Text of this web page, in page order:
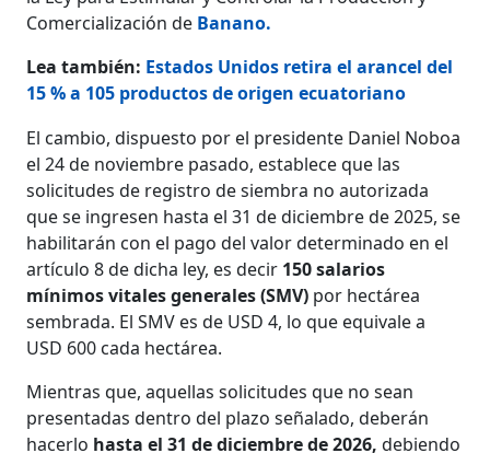
Comercialización de Banano.
Lea también: Estados Unidos retira el arancel del
15 % a 105 productos de origen ecuatoriano
El cambio, dispuesto por el presidente Daniel Noboa
el 24 de noviembre pasado, establece que las
solicitudes de registro de siembra no autorizada
que se ingresen hasta el 31 de diciembre de 2025, se
habilitarán con el pago del valor determinado en el
artículo 8 de dicha ley, es decir 150 salarios
mínimos vitales generales (SMV) por hectárea
sembrada. El SMV es de USD 4, lo que equivale a
USD 600 cada hectárea.
Mientras que, aquellas solicitudes que no sean
presentadas dentro del plazo señalado, deberán
hacerlo hasta el 31 de diciembre de 2026, debiendo